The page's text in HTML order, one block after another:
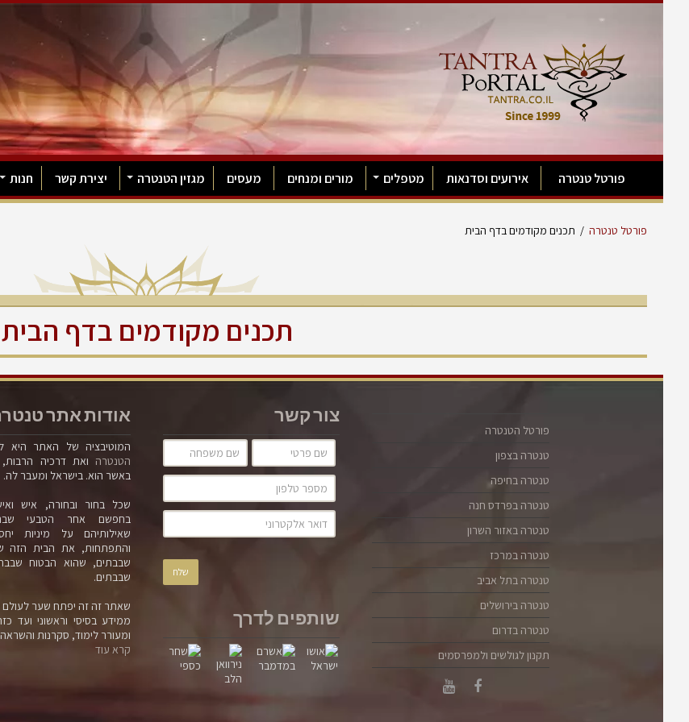
פורטל טנטרה אירועים וסדנאות מטפלים מורים ומנחים מעסים מגזין הטנטרה יצירת קשר חנות
פורטל טנטרה / תכנים מקודמים בדף הבית
תכנים מקודמים בדף הבית
אושו: טנטרה, רוחניות ומין – מתוך הספר
בעצם עושה אהבה עם הקיום עצמו." זיגמונד פרויד אומר באיזה
מקום שהאדם נולד ניירוטי. זו חצי אמת. האדם אינו נולד ניירוטי
כולם, במוקדם או במאוחר לניירוטים. האדם נולד טבעי, אמיתי,
ריפוי הלינגאם
כולנו נושאים כאב, ועל כולנו הוא משפיע, אף אחד מאיתנו לא
חסין. נשים וגברים- כולם נמצאים במעגל הכאב. ג'יין לי משתפת
על חיבור מעגל הכאב הפרטי שלה לכאב של האנושות כולה.
Facebook
פורטל הטנטרה
טנטרה בצפון
טנטרה בחיפה
טנטרה בפרדס חנה
טנטרה באזור השרון
טנטרה במרכז
טנטרה בתל אביב
טנטרה בירושלים
טנטרה בדרום
תקנון לגולשים ולמפרסמים
צור קשר
שותפים לדרך
אודות אתר
המוטיבציה של האתר היא
הטנטרה ואת דרכיה
באשר הוא. בישראל ומעבר לה.
שכל בחור ובחורה, איש
בחפשם אחר הטבעי
שאילותיהם על מיניות
והתפתחות, את הבית הזה
שבבתים, שהוא הבטוח
שבבתים.
שאתר זה זה יפתח שער לעולם
ממידע בסיסי וראשוני ועד
ומעורר לימוד, סקרנות
קרא עוד